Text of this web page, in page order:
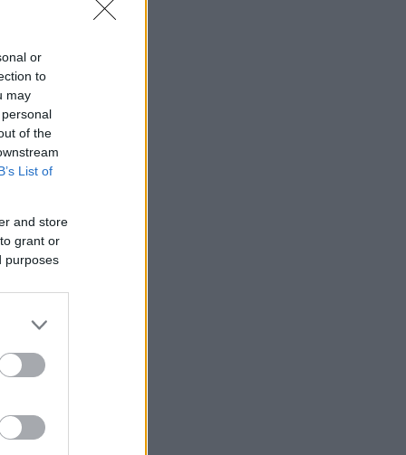
or
to
may
of the
List of
and store
grant or
purposes